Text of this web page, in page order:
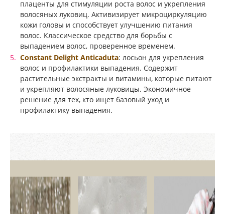
плаценты для стимуляции роста волос и укрепления
волосяных луковиц. Активизирует микроциркуляцию
кожи головы и способствует улучшению питания
волос. Классическое средство для борьбы с
выпадением волос, проверенное временем.
Constant Delight Anticaduta: лосьон для укрепления
волос и профилактики выпадения. Содержит
растительные экстракты и витамины, которые питают
и укрепляют волосяные луковицы. Экономичное
решение для тех, кто ищет базовый уход и
профилактику выпадения.